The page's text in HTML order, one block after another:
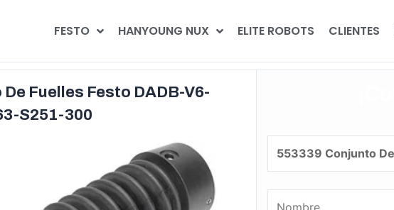
FESTO HANYOUNG NUX ELITE ROBOTS CLIENTES
Fuelles Festo DADB-V6-
S251-300